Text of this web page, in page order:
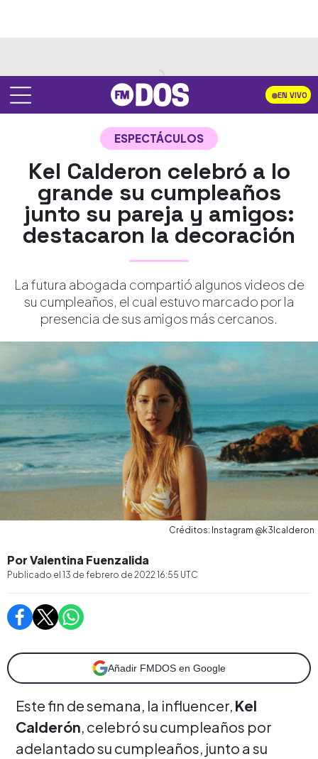
EN VIVO
ESPECTÁCULOS
Kel Calderon celebró a lo
grande su cumpleaños
junto su pareja y amigos:
destacaron la decoración
La futura abogada compartió algunos videos de
su cumpleaños, el cual estuvo marcado por la
presencia de sus amigos más cercanos.
Créditos: Instagram @k3lcalderon
Por Valentina Fuenzalida
Publicado el 13 de febrero de 2022 16:55 UTC
Añadir FMDOS en Google
Este fin de semana, la influencer, Kel
Calderón, celebró su cumpleaños por
adelantado su cumpleaños, junto a su